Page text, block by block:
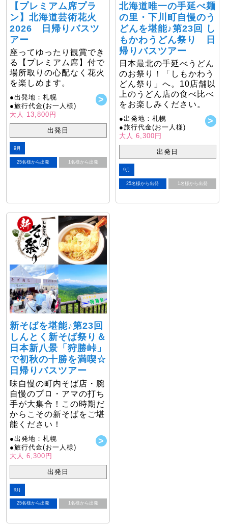
【プレミアム席プラ
ン】北海道芸術花火
2026 日帰りバスツ
アー
座ってゆったり観賞でき
る【プレミアム席】付で
場所取りの心配なく花火
を楽しめます。
●出発地：札幌
●旅行代金(お一人様)
大人 13,800円
出発日
9月
25名様から出発 1名様から出発
北海道唯一の手延べ麺
の里・下川町自慢のう
どんを堪能♪第23回 し
もかわうどん祭り 日
帰りバスツアー
日本最北の手延べうどん
のお祭り！「しもかわう
どん祭り」へ。10店舗以
上のうどん店の食べ比べ
をお楽しみください。
●出発地：札幌
●旅行代金(お一人様)
大人 6,300円
出発日
9月
25名様から出発 1名様から出発
新そばを堪能♪第23回
しんとく新そば祭り＆
日本新八景「狩勝峠」
で初秋の十勝を満喫☆
日帰りバスツアー
味自慢の町内そば店・腕
自慢のプロ・アマの打ち
手が大集合！この時期だ
からこその新そばをご堪
能ください！
●出発地：札幌
●旅行代金(お一人様)
大人 6,300円
出発日
9月
25名様から出発 1名様から出発